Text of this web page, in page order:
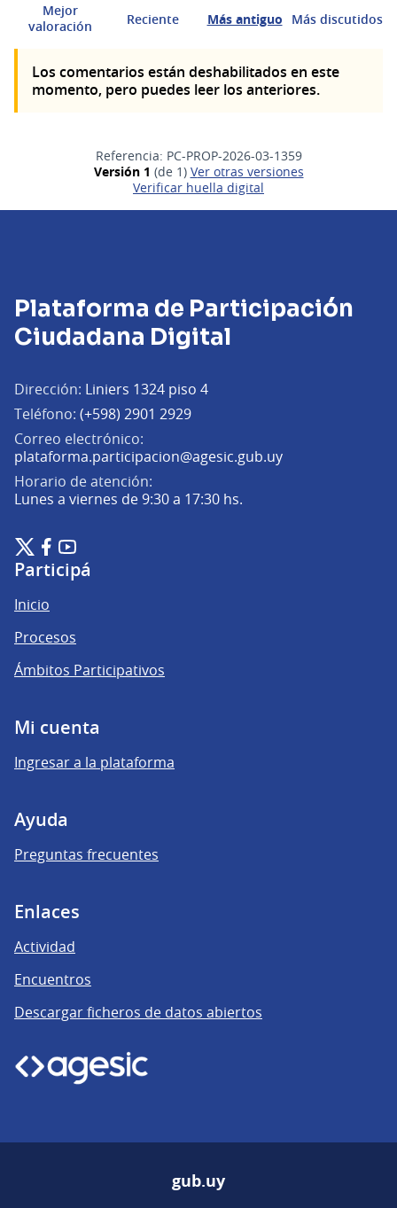
Mejor
valoración
Reciente Más antiguo Más discutidos
Los comentarios están deshabilitados en este
momento, pero puedes leer los anteriores.
Referencia: PC-PROP-2026-03-1359
Versión 1 (de 1)
ver otras versiones
Verificar huella digital
Plataforma de Participación
Ciudadana Digital
Dirección: Liniers 1324 piso 4
Teléfono: (+598) 2901 2929
Correo electrónico:
plataforma.participacion@agesic.gub.uy(Abrir en una
Horario de atención:
Lunes a viernes de 9:30 a 17:30 hs.
Plataforma de Participación Ciudadana Digital en X
(Enlace externo)
Plataforma de Participación Ciudadana Digital en Facebook
(Enlace externo)
Plataforma de Participación Ciudadana Digital en
(Enlace externo)
Participá
Inicio
Procesos
Ámbitos Participativos
Mi cuenta
Ingresar a la plataforma
Ayuda
Preguntas frecuentes
Enlaces
Actividad
Encuentros
Descargar ficheros de datos abiertos
gub.uy
(Enlace externo)